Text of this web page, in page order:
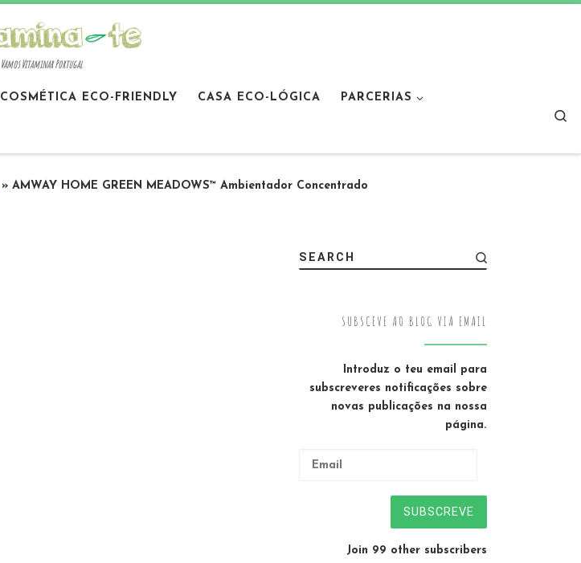
Vamos Vitaminar Portugal
COSMÉTICA ECO-FRIENDLY CASA ECO-LÓGICA PARCERIAS
» AMWAY HOME GREEN MEADOWS™ Ambientador Concentrado
SEARCH
SUBSCEVE AO BLOG VIA EMAIL
Introduz o teu email para
subscreveres notificações sobre
novas publicações na nossa
página.
SUBSCREVE
Join 99 other subscribers